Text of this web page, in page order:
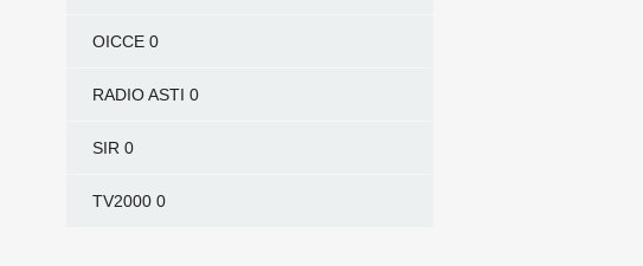
OICCE0
RADIO ASTI 0
SIR0
TV20000